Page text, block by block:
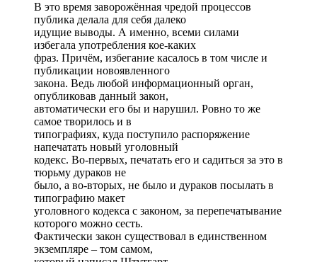
В это время заворожённая чредой процессов
публика делала для себя далеко
идущие выводы. А именно, всеми силами
избегала употребления кое-каких
фраз. Причём, избегание касалось в том числе и
публикации новоявленного
закона. Ведь любой информационный орган,
опубликовав данный закон,
автоматически его бы и нарушил. Ровно то же
самое творилось и в
типографиях, куда поступило распоряжение
напечатать новый уголовный
кодекс. Во-первых, печатать его и садиться за это в
тюрьму дураков не
было, а во-вторых, не было и дураков посылать в
типографию макет
уголовного кодекса с законом, за перепечатывание
которого можно сесть.
Фактически закон существовал в единственном
экземпляре – том самом,